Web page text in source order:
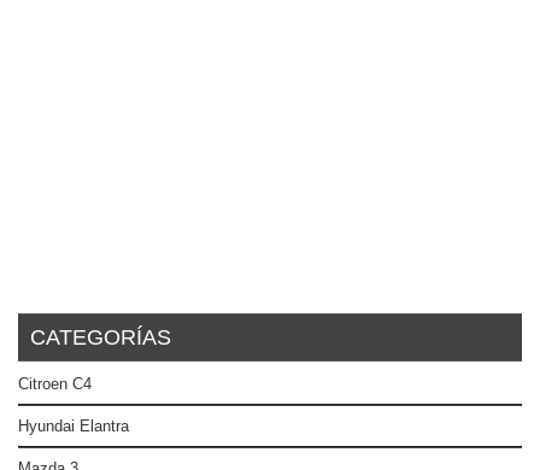
CATEGORÍAS
Citroen C4
Hyundai Elantra